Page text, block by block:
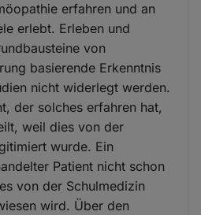
erfahren und an
erlebt. Erleben und
von
basierende Erkenntnis
nicht widerlegt werden.
der solches erfahren hat,
weil dies von der
wurde. Ein
Patient nicht schon
von der Schulmedizin
wird. Über den